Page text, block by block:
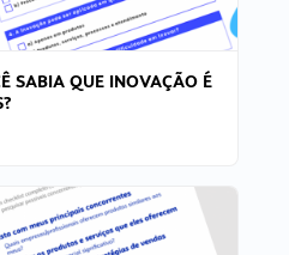
SABIA QUE INOVAÇÃO É